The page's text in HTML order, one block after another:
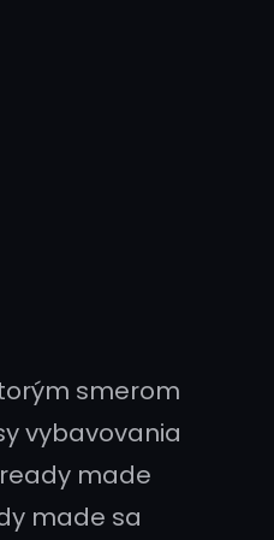
smerom
vybavovania
made
made sa